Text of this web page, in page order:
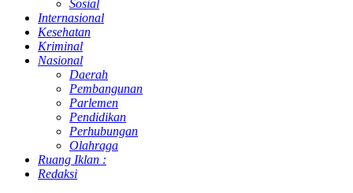
Sosial
Internasional
Kesehatan
Kriminal
Nasional
Daerah
Pembangunan
Parlemen
Pendidikan
Perhubungan
Olahraga
Ruang Iklan :
Redaksi